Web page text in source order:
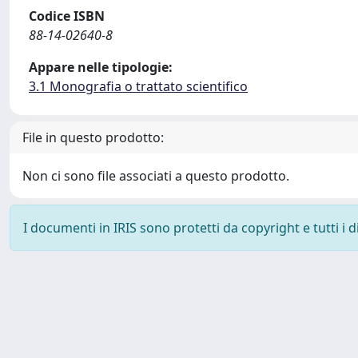
Codice ISBN
88-14-02640-8
Appare nelle tipologie:
3.1 Monografia o trattato scientifico
File in questo prodotto:
Non ci sono file associati a questo prodotto.
I documenti in IRIS sono protetti da copyright e tutti i